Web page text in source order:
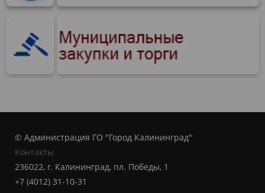
© Администрация ГО "Город Калининград"
Контакты
236022, г. Калининград, пл. Победы, 1
+7 (4012) 31-10-31